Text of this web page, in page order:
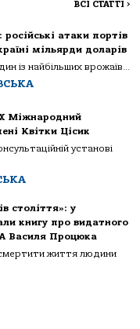
ВСІ СТАТТІ >
атаки портів
мільярди доларів
із найбільших врожаїв...
Міжнародний
Квітки Цісик
установі
століття»: у
книгу про видатного
Василя Процюка
життя людини